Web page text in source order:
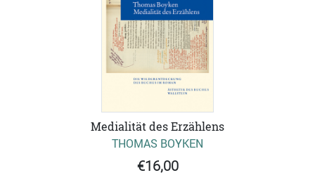
Medialität des Erzählens
THOMAS BOYKEN
€16,00